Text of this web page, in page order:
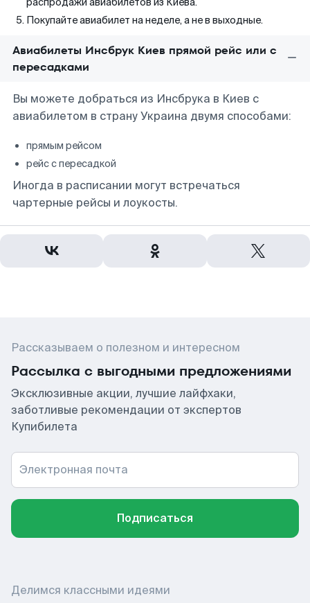
Покупайте авиабилет на неделе, а не в выходные.
Авиабилеты Инсбрук Киев прямой рейс или с
пересадками
Вы можете добраться из Инсбрука в Киев с
авиабилетом в страну Украина двумя способами:
прямым рейсом
рейс с пересадкой
Иногда в расписании могут встречаться
чартерные рейсы и лоукосты.
Рассказываем о полезном и интересном
Рассылка с выгодными предложениями
Эксклюзивные акции, лучшие лайфхаки,
заботливые рекомендации от экспертов
Купибилета
Электронная почта
Подписаться
Делимся классными идеями